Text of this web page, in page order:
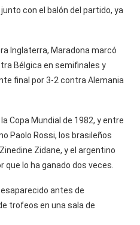
con el balón del partido, ya
Inglaterra, Maradona marcó
Bélgica en semifinales y
final por 3-2 contra Alemania
Copa Mundial de 1982, y entre
Paolo Rossi, los brasileños
Zidane, y el argentino
que lo ha ganado dos veces.
antes de
trofeos en una sala de